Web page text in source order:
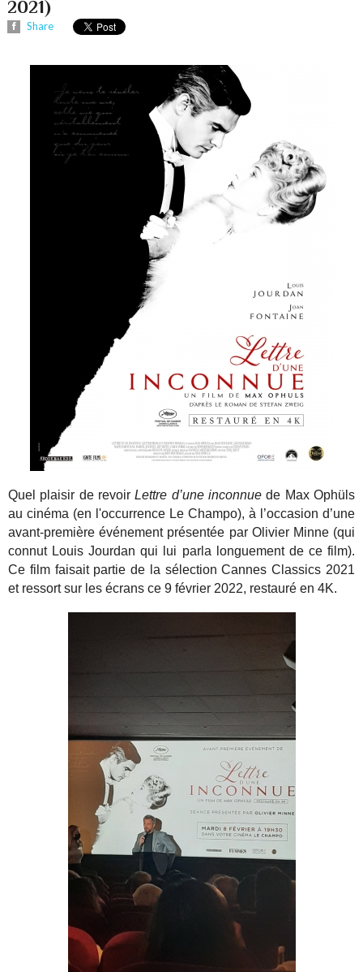
2021)
Share
Quel plaisir de revoirLettre d’une inconnuede Max Ophüls
au cinéma (en l'occurrence Le Champo), à l’occasion d’une
avant-première événement présentée par Olivier Minne (qui
connut Louis Jourdan qui lui parla longuement de ce film).
Ce film faisait partie de la sélection Cannes Classics 2021
et ressort sur les écrans ce 9 février 2022, restauré en 4K.